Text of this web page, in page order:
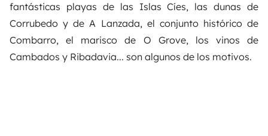
fantásticas playas de las Islas Cíes, las dunas de
Corrubedo y de A Lanzada, el conjunto histórico de
Combarro, el marisco de O Grove, los vinos de
Cambados y Ribadavia... son algunos de los motivos.